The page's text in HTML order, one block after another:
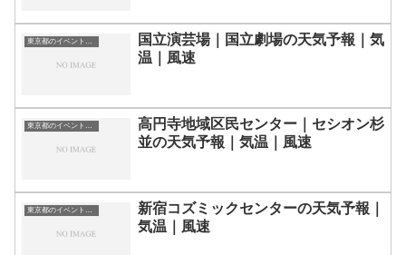
東京都のイベント会場一覧
国立演芸場｜国立劇場の天気予報｜気
温｜風速
東京都のイベント会場一覧
高円寺地域区民センター｜セシオン杉
並の天気予報｜気温｜風速
東京都のイベント会場一覧
新宿コズミックセンターの天気予報｜
気温｜風速